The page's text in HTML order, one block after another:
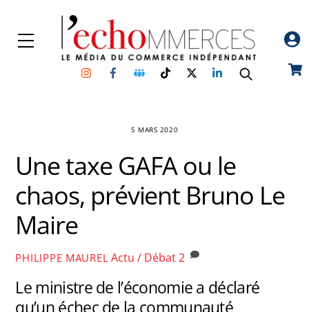
content
Menu
InstagramFacebookGroupe
Facebook
TikTokTwitterLinkedin
5 MARS 2020
Une taxe GAFA ou le
chaos, prévient Bruno Le
Maire
PHILIPPE MAUREL Actu / Débat2
Le ministre de l’économie a déclaré
qu’un échec de la communauté